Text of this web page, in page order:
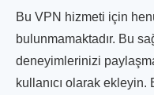
Bu VPN hizmeti için
bulunmamaktadır. Bu
deneyimlerinizi
kullanıcı olarak ekleyin.